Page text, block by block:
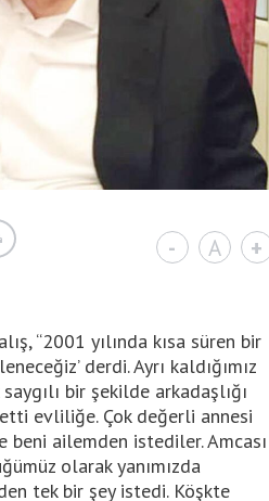
- A +
“2001 yılında kısa süren bir
derdi. Ayrı kaldığımız
bir şekilde arkadaşlığı
evliliğe. Çok değerli annesi
ailemden istediler. Amcası
olarak yanımızda
tek bir şey istedi. Köşkte